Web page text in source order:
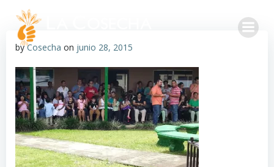
byCosecha on junio 28, 2015